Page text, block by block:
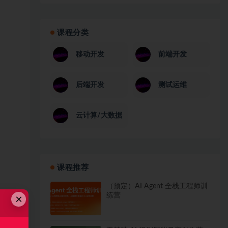
课程分类
移动开发 前端开发
后端开发 测试运维
云计算/大数据
课程推荐
（预定）AI Agent 全栈工程师训
练营
×